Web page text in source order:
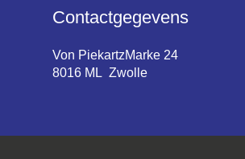
Contactgegevens
Von PiekartzMarke 24
8016 ML Zwolle